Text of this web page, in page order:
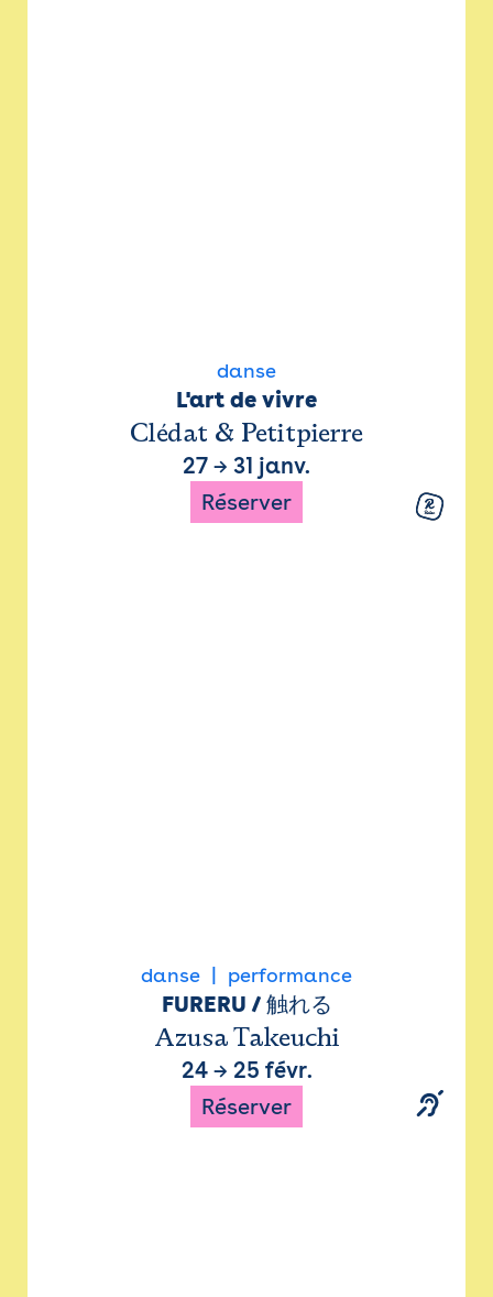
danse
L'art de vivre
Clédat & Petitpierre
27 → 31 janv.
Réserver
danse performance
FURERU / 触れる
Azusa Takeuchi
24→ 25 févr.
Réserver